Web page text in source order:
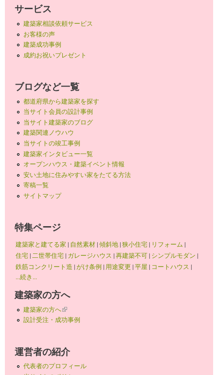
サービス
建築家相談依頼サービス
お客様の声
建築成功事例
成約お祝いプレゼント
ブログなど一覧
都道府県から建築家を探す
当サイト会員の設計事例
当サイト建築家のブログ
建築関連ノウハウ
当サイトの竣工事例
建築家インタビュー一覧
オープンハウス・建築イベント情報
安い土地に住みやすい家をたてる方法
寄稿一覧
サイトマップ
特集ページ
建築家と建てる家 | 自然素材|傾斜地|狭小住宅| リフォーム |
住宅|二世帯住宅| ガレージハウス |再建築不可| シンプルモダン |
鉄筋コンクリート造 |がけ条例 | 用途変更 |平屋 | コートハウス |
...続き...
建築家の方へ
建築家の方へ(link is external)
設計受注・成功事例
運営者の紹介
代表者のプロフィール